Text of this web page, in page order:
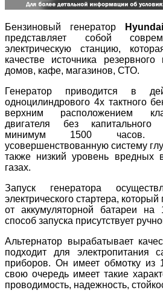
Бензиновый генератор
представляет собой
электрическую станцию,
качестве источника
домов, кафе, магазинов, СТО.
Генератор приводится в
одноцилиндрового 4х тактного
верхним расположением
двигателя без капитального
минимум 1500 часов.
усовершенствованную систему
также низкий уровень вредных
газах.
Запуск генератора
электрического стартера,
от аккумуляторной батареи
способ запуска присутствует
Альтернатор вырабатывает
подходит для электропитания
приборов. Он имеет обмотку из
свою очередь имеет такие
проводимость, надежность,